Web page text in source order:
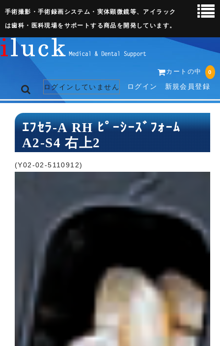
手術撮影・手術録画システム・実体顕微鏡等、アイラック
は歯科・医科現場をサポートする商品を開発しています。
カートの中 0
ログインしていません ログイン 新規会員登録
トップページ
ネット販売ページ
歯科関連機器
ｴﾌｾﾗ-A RH ﾋﾟｰｼｰｽﾞﾌｫｰﾑ
A2-S4 右上2
(Y02-02-5110912)